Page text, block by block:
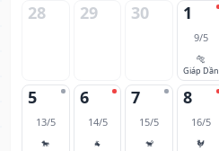
28 29 30 1
9/5
🐅
Giáp Dần
5
13/5
🐎
6
14/5
🐐
7
15/5
🐒
8
16/5
🐓